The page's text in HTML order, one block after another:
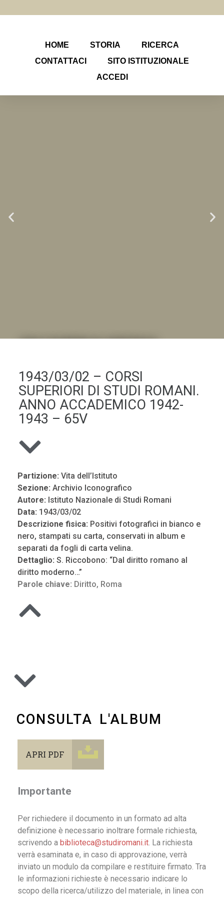
HOME STORIA
RICERCA
CONTATTACI
SITO ISTITUZIONALE
ACCEDI
.LA "VITA DELL'ISTITUTO" ATTRAVERSO LE IMMAGINI
1943/03/02 – CORSI
SUPERIORI DI STUDI ROMANI.
ANNO ACCADEMICO 1942-
1943 – 65V
Partizione: Vita dell’Istituto
Sezione: Archivio Iconografico
Autore: Istituto Nazionale di Studi Romani
Data: 1943/03/02
Descrizione fisica: Positivi fotografici in bianco e
nero, stampati su carta, conservati in album e
separati da fogli di carta velina.
Dettaglio: S. Riccobono: “Dal diritto romano al
diritto moderno…”
Parole chiave: Diritto, Roma
CONSULTA L'ALBUM
APRI PDF
Importante
Per richiedere il documento in un formato ad alta
definizione è necessario inoltrare formale richiesta,
scrivendo a biblioteca@studiromani.it. La richiesta
verrà esaminata e, in caso di approvazione, verrà
inviato un modulo da compilare e restituire firmato. Tra
le informazioni richieste è necessario indicare lo
scopo della ricerca/utilizzo del materiale, in linea con